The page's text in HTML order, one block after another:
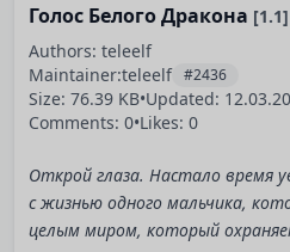
Голос Белого Дракона [1.1]
Authors: teleelf
Maintainer:teleelf #2436
Size: 76.39 KB•Updated:
Comments: 0•Likes: 0
Открой глаза. Настало время
с жизнью одного мальчика,
целым миром, который